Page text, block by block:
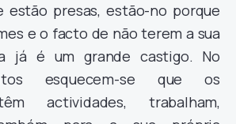
estão presas, estão-no porque
e o facto de não terem a sua
já é um grande castigo. No
esquecem-se que os
actividades, trabalham,